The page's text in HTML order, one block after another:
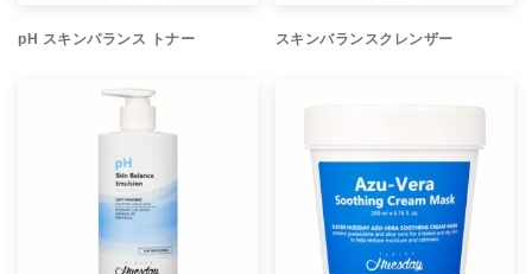
pH スキンパランス トナー スキンバランスクレンザー